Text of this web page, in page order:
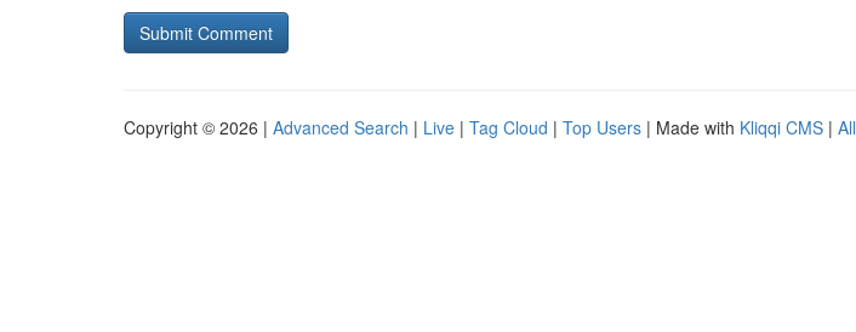
Copyright © 2026 | Advanced Search | Live | Tag Cloud | Top Users | Made with Kliqqi CMS |